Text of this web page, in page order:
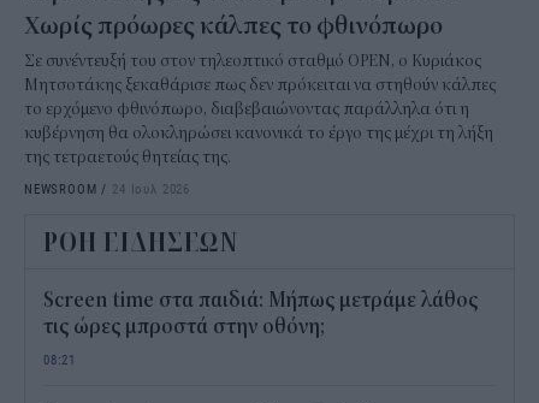
Χωρίς πρόωρες κάλπες το φθινόπωρο
Σε συνέντευξή του στον τηλεοπτικό σταθμό OPEN, ο Κυριάκος
Μητσοτάκης ξεκαθάρισε πως δεν πρόκειται να στηθούν κάλπες
το ερχόμενο φθινόπωρο, διαβεβαιώνοντας παράλληλα ότι η
κυβέρνηση θα ολοκληρώσει κανονικά το έργο της μέχρι τη λήξη
της τετραετούς θητείας της.
NEWSROOM / 24 Ιουλ 2026
ΡΟΗ ΕΙΔΗΣΕΩΝ
Screen time στα παιδιά: Μήπως μετράμε λάθος
τις ώρες μπροστά στην οθόνη;
08:21